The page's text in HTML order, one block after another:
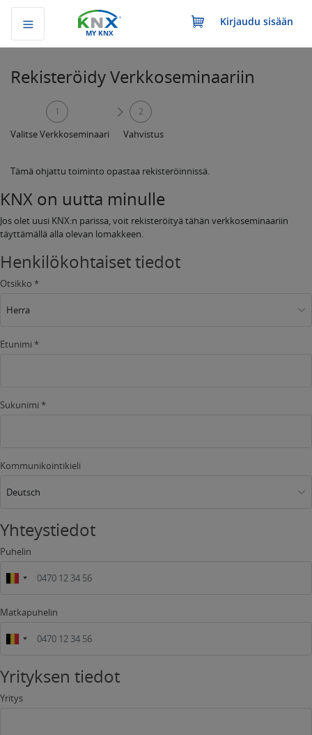
MY KNX
Kirjaudu sisään
Rekisteröidy Verkkoseminaariin
1
Valitse Verkkoseminaari
2
Vahvistus
Tämä ohjattu toiminto opastaa rekisteröinnissä.
KNX on uutta minulle
Jos olet uusi KNX:n parissa, voit rekisteröityä tähän verkkoseminaariin
täyttämällä alla olevan lomakkeen.
Henkilökohtaiset tiedot
Otsikko *
Herra
Etunimi *
Sukunimi *
Kommunikointikieli
Deutsch
Yhteystiedot
Puhelin
Matkapuhelin
Yrityksen tiedot
Yritys